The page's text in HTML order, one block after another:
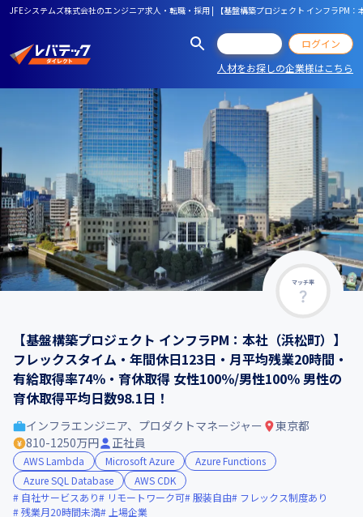
JFEシステムズ株式会社のエンジニア求人・転職・採用 | 【基盤構築プロジェクト インフラ
ログイン
人材をお探しの企業様はこちら
マッチ率
【基盤構築プロジェクト インフラPM：本社（浜松町）】
フレックスタイム・年間休日123日・月平均残業20時間・
有給取得率74％・育休取得 女性100％/男性100％ 男性の
育休取得平均日数98.1日！
インフラエンジニア、プロダクトマネージャー
東京都
810-1250万円
正社員
AWS Lambda Microsoft Azure
Azure Functions
Azure SQL Database
AWS CDK
自社サービスあり
リモートワーク可 服装自由
フレックス制度あり
残業月20時間未満
上場企業